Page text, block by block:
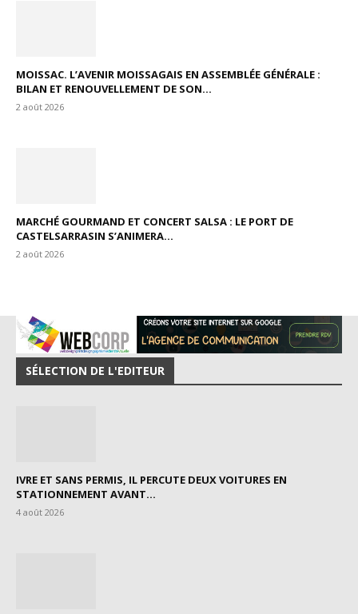
MOISSAC. L’AVENIR MOISSAGAIS EN ASSEMBLÉE GÉNÉRALE :
BILAN ET RENOUVELLEMENT DE SON...
2 août 2026
MARCHÉ GOURMAND ET CONCERT SALSA : LE PORT DE
CASTELSARRASIN S’ANIMERA...
2 août 2026
SÉLECTION DE L'EDITEUR
IVRE ET SANS PERMIS, IL PERCUTE DEUX VOITURES EN
STATIONNEMENT AVANT...
4 août 2026